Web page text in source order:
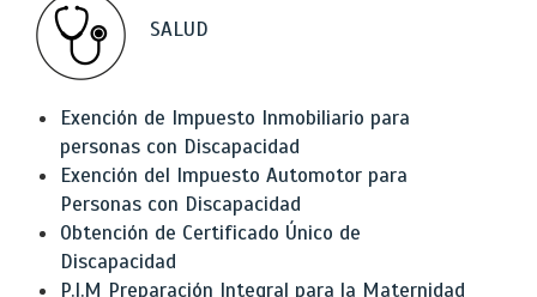
SALUD
Exención de Impuesto Inmobiliario para
personas con Discapacidad
Exención del Impuesto Automotor para
Personas con Discapacidad
Obtención de Certificado Único de
Discapacidad
P.I.M Preparación Integral para la Maternidad